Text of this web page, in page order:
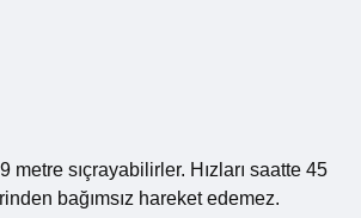
sıçrayabilirler. Hızları saatte 45
bağımsız hareket edemez.